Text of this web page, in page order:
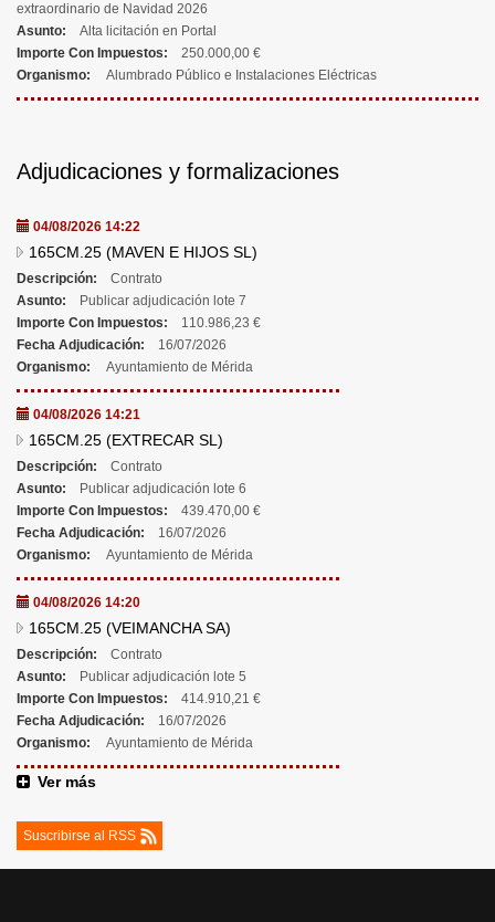
extraordinario de Navidad 2026
Asunto:
Alta licitación en Portal
Importe Con Impuestos:
250.000,00 €
Organismo:
Alumbrado Público e Instalaciones Eléctricas
Adjudicaciones y formalizaciones
04/08/2026 14:22
165CM.25 (MAVEN E HIJOS SL)
Descripción:
Contrato
Asunto:
Publicar adjudicación lote 7
Importe Con Impuestos:
110.986,23 €
Fecha Adjudicación:
16/07/2026
Organismo:
Ayuntamiento de Mérida
04/08/2026 14:21
165CM.25 (EXTRECAR SL)
Descripción:
Contrato
Asunto:
Publicar adjudicación lote 6
Importe Con Impuestos:
439.470,00 €
Fecha Adjudicación:
16/07/2026
Organismo:
Ayuntamiento de Mérida
04/08/2026 14:20
165CM.25 (VEIMANCHA SA)
Descripción:
Contrato
Asunto:
Publicar adjudicación lote 5
Importe Con Impuestos:
414.910,21 €
Fecha Adjudicación:
16/07/2026
Organismo:
Ayuntamiento de Mérida
Ver más
Suscribirse al RSS